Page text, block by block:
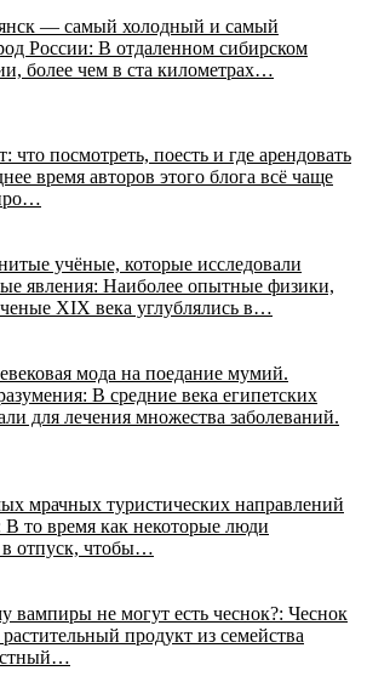
— самый холодный и самый
России: В отдаленном сибирском
более чем в ста километрах…
что посмотреть, поесть и где арендовать
время авторов этого блога всё чаще
учёные, которые исследовали
явления: Наиболее опытные физики,
XIX века углублялись в…
мода на поедание мумий.
В средние века египетских
для лечения множества заболеваний.
мрачных туристических направлений
В то время как некоторые люди
в отпуск, чтобы…
вампиры не могут есть чеснок?: Чеснок
продукт из семейства